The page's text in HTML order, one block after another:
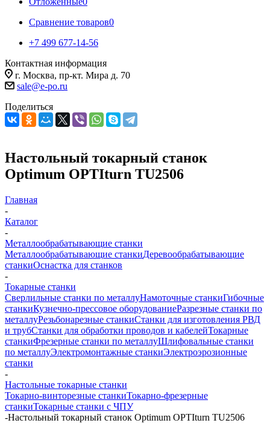
Сравнение товаров0
+7 499 677-14-56
Контактная информация
г. Москва, пр-кт. Мира д. 70
sale@e-po.ru
Поделиться
Настольный токарный станок
Optimum OPTIturn TU2506
Главная
-
Каталог
-
Металлообрабатывающие станки
Металлообрабатывающие станкиДеревообрабатывающие
станкиОснастка для станков
-
Токарные станки
Сверлильные станки по металлуНамоточные станкиГибочные
станкиКузнечно-прессовое оборудованиеРазрезные станки по
металлуРезьбонарезные станкиСтанки для изготовления РВД
и трубСтанки для обработки проводов и кабелейТокарные
станкиФрезерные станки по металлуШлифовальные станки
по металлуЭлектромонтажные станкиЭлектроэрозионные
станки
-
Настольные токарные станки
Токарно-винторезные станкиТокарно-фрезерные
станкиТокарные станки с ЧПУ
-Настольный токарный станок Optimum OPTIturn TU2506